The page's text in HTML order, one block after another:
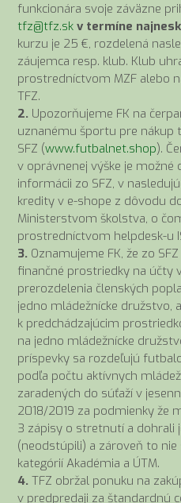
funkcionára svoje záväzne
tfz@tfz.sk v termíne
kurzu je 25 €, rozdelená
záujemca resp. klub. Klub
prostredníctvom MZF alebo
TFZ.
2. Upozorňujeme FK na
uznanému športu pre nákup
SFZ (www.futbalnet.shop).
v oprávnenej výške je možné
informácii zo SFZ, v
kredity v e-shope z dôvodu
Ministerstvom školstva, o
prostredníctvom helpdesk-u
3. Oznamujeme FK, že zo
finančné prostriedky na účty
prerozdelenia členských
jedno mládežnícke družstvo,
k predchádzajúcim
na jedno mládežnícke
príspevky sa rozdeľujú
podľa počtu aktívnych
zaradených do súťaží v
2018/2019 za podmienky že
3 zápisy o stretnutí a dohrali
(neodstúpili) a zároveň to
kategórií Akadémia a ÚTM.
4. TFZ obržal ponuku na
v predpredaji za štandardnú